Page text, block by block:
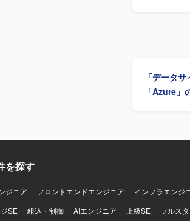
タアナリ
化を通じ
「データ
「Azure」
を探す
ジニア フロントエンドエンジニア
インフラエンジ
SE 組込・制御 AIエンジニア 上級SE フルス